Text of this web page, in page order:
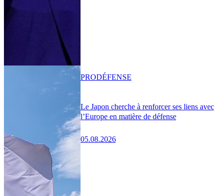
Le Japon cherche à renforcer ses liens avec
l’Europe en matière de défense
05.08.2026
PRODÉFENSE